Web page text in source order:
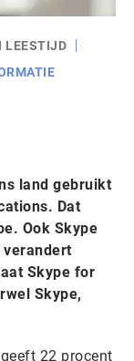
LEESTIJD
land gebruikt
Dat
Ook Skype
Skype for
Skype,
22 procent